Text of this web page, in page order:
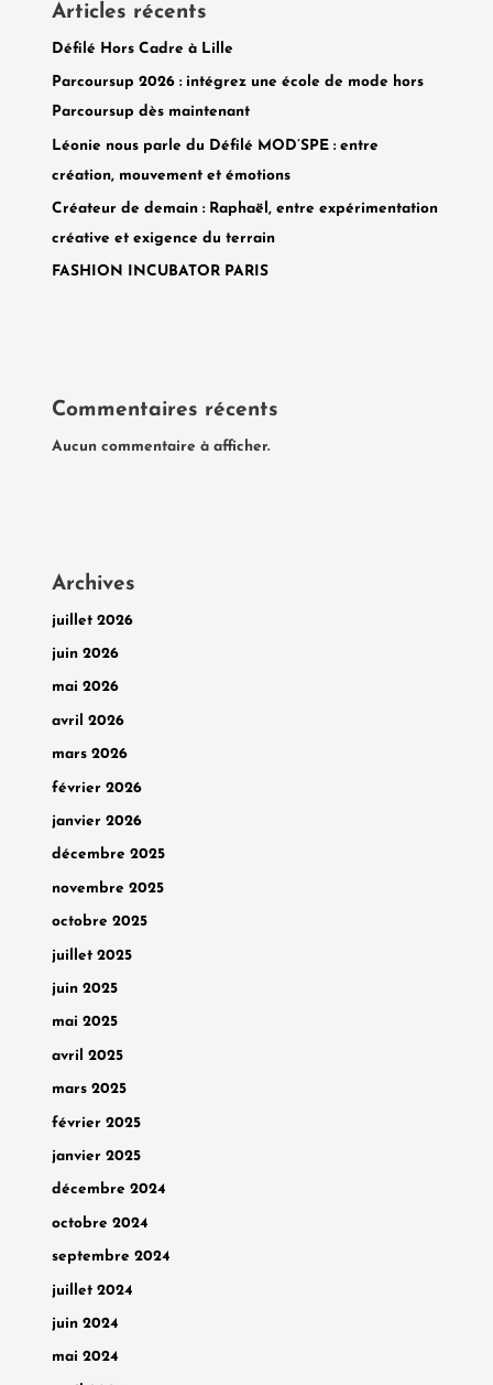
Articles récents
Défilé Hors Cadre à Lille
Parcoursup 2026 : intégrez une école de mode hors
Parcoursup dès maintenant
Léonie nous parle du Défilé MOD’SPE : entre
création, mouvement et émotions
Créateur de demain : Raphaël, entre expérimentation
créative et exigence du terrain
FASHION INCUBATOR PARIS
Commentaires récents
Aucun commentaire à afficher.
Archives
juillet 2026
juin 2026
mai 2026
avril 2026
mars 2026
février 2026
janvier 2026
décembre 2025
novembre 2025
octobre 2025
juillet 2025
juin 2025
mai 2025
avril 2025
mars 2025
février 2025
janvier 2025
décembre 2024
octobre 2024
septembre 2024
juillet 2024
juin 2024
mai 2024